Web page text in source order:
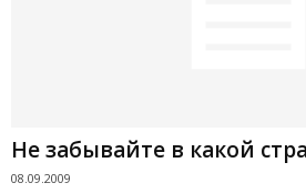
Не забывайте в какой
08.09.2009